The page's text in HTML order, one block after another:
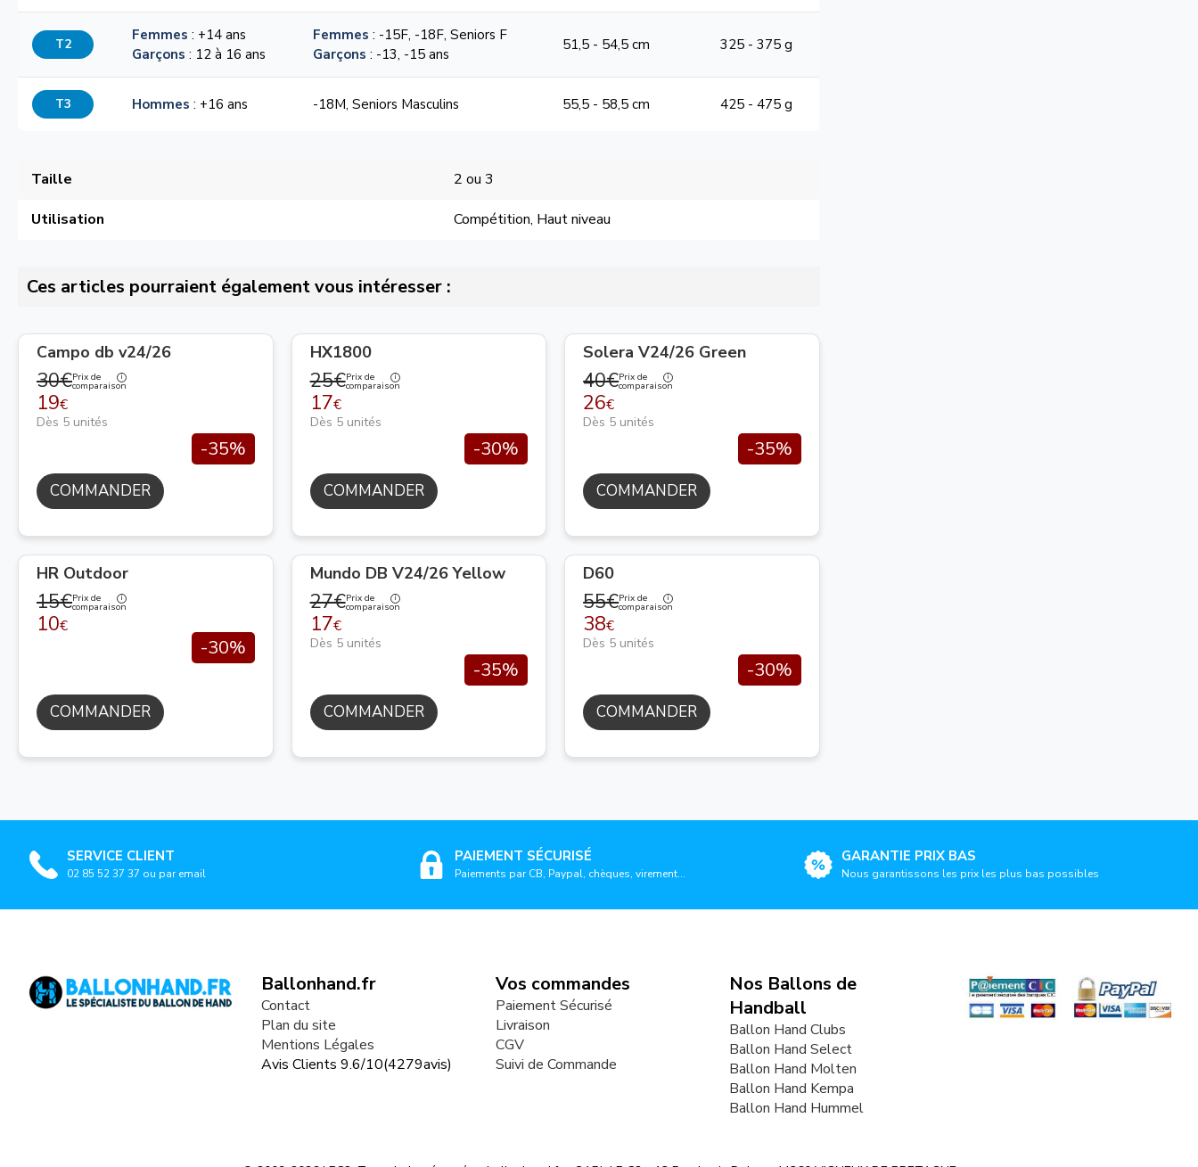
T2
Femmes : +14 ans
Garçons : 12 à 16 ans
Femmes : -15F, -18F, Seniors F
Garçons : -13, -15 ans
51,5 - 54,5 cm 325 - 375 g
T3 Hommes : +16 ans -18M, Seniors Masculins 55,5 - 58,5 cm 425 - 475 g
Taille 2 ou 3
Utilisation Compétition, Haut niveau
Ces articles pourraient également vous intéresser :
Campo db v24/26
30€Prix de
comparaison
19€
Dès 5 unités
-35%
COMMANDER
HX1800
25€Prix de
comparaison
17€
Dès 5 unités
-30%
COMMANDER
Solera V24/26 Green
40€Prix de
comparaison
26€
Dès 5 unités
-35%
COMMANDER
HR Outdoor
15€Prix de
comparaison
10€
-30%
COMMANDER
Mundo DB V24/26 Yellow
27€Prix de
comparaison
17€
Dès 5 unités
-35%
COMMANDER
D60
55€Prix de
comparaison
38€
Dès 5 unités
-30%
COMMANDER
SERVICE CLIENT
02 85 52 37 37 ou par email
PAIEMENT SÉCURISÉ
Paiements par CB, Paypal, chèques, virement...
GARANTIE PRIX BAS
Nous garantissons les prix les plus bas possibles
Ballonhand.fr
Contact
Plan du site
Mentions Légales
Avis Clients 9.6/10(4279avis)
Vos commandes
Paiement Sécurisé
Livraison
CGV
Suivi de Commande
Nos Ballons de
Handball
Ballon Hand Clubs
Ballon Hand Select
Ballon Hand Molten
Ballon Hand Kempa
Ballon Hand Hummel